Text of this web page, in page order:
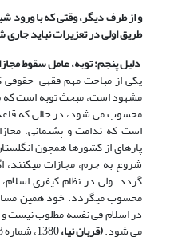
و از طرف دیگر، وقتی که با ورود
طریق اولی در تعزیرات نباید
دلیل پنجم: توبه، عامل سقوط
یکى از مباحث مهم فقهى_حقوقى
مشهود است، مبحث توبه است که
محسوب می شود، در حالى که
است که ندامت و پشیمانی،
پاره‏اى از کشورها همچون
شروع به جرم، مجازات مى‏کنند،
گردد. ولی در نظام کیفرى
محسوب مى‏گردد. خود همین
در اسلام فی نفسه مطلوب نیست
می شود.(قربان نیا،1380، شماره 3)